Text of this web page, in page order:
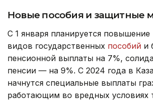
Новые пособия и защитные
С 1 января планируется повышение
видов государственных пособий и
пенсионной выплаты на 7%,
пенсии — на 9%. С 2024 года в
начнутся специальные выплаты
работающим во вредных условиях